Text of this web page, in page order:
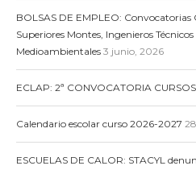
BOLSAS DE EMPLEO: Convocatorias
Superiores Montes, Ingenieros
Medioambientales 3 junio, 2026
ECLAP: 2ª CONVOCATORIA CURSOS
Calendario escolar curso 2026-2027
ESCUELAS DE CALOR: STACYL